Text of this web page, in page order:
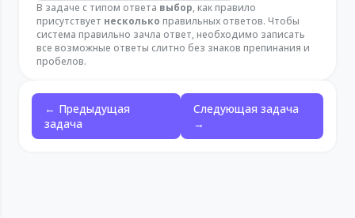
В задаче с типом ответа выбор, как правило
присутствует несколько правильных ответов. Чтобы
система правильно зачла ответ, необходимо записать
все возможные ответы слитно без знаков препинания и
пробелов.
← Предыдущая
задача
Следующая задача
→